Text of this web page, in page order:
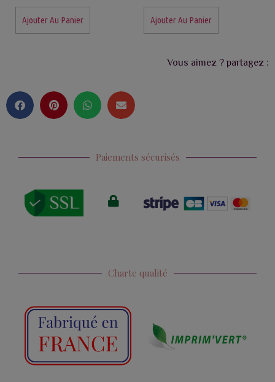
Ajouter Au Panier Ajouter Au Panier
Vous aimez ? partagez :
Paiements sécurisés
Charte qualité